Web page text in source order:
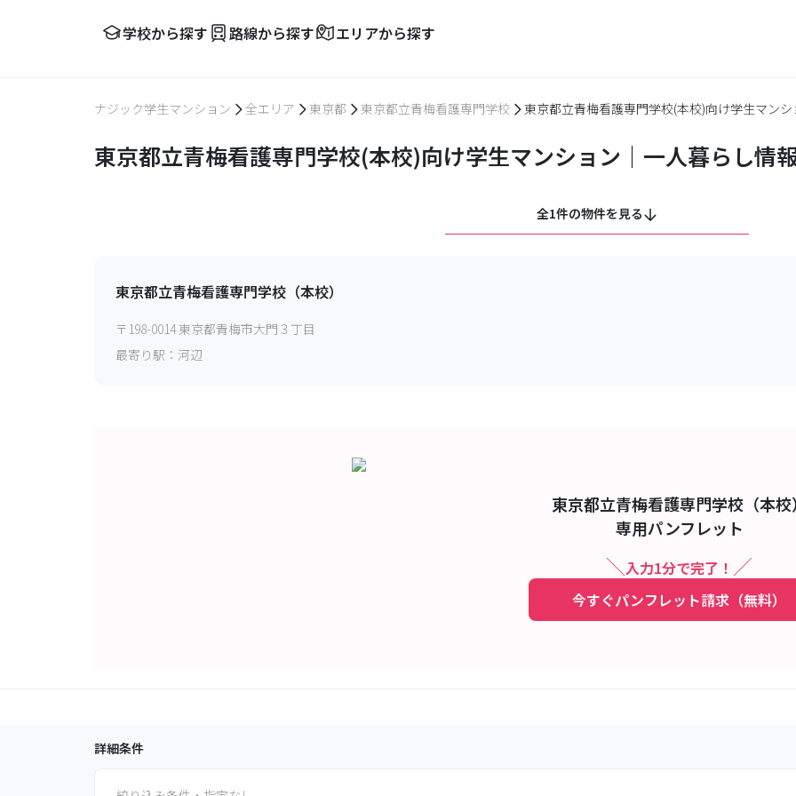
学校から探す 路線から探す エリアから探す
ナジック学生マンション 全エリア 東京都 東京都立青梅看護専門学校 東京都立青梅看護専門学校(本校)向け学生マン
東京都立青梅看護専門学校(本校)向け学生マンション｜一人暮らし情
全1件の物件を見る
東京都立青梅看護専門学校（本校）
〒 198-0014東京都青梅市大門３丁目
最寄り駅： 河辺
東京都立青梅看護専門学校（本校
専用パンフレット
入力1分で完了！
今すぐパンフレット請求（無料）
詳細条件